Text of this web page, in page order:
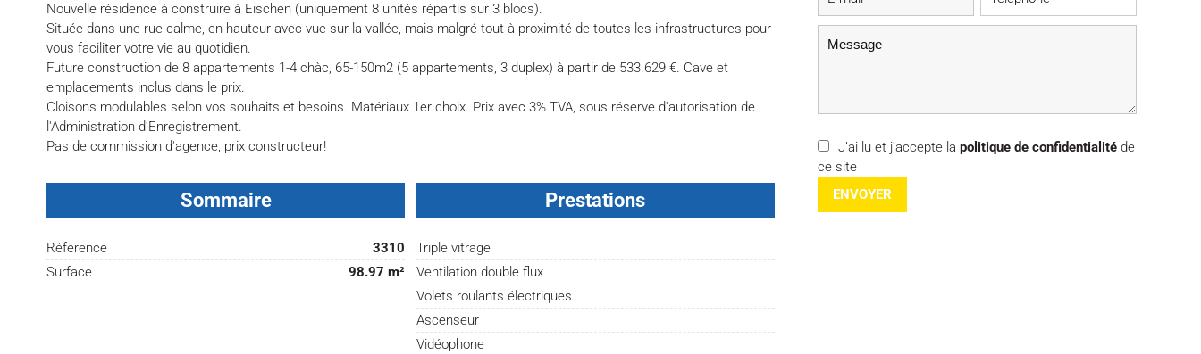
Nouvelle résidence à construire à Eischen (uniquement 8 unités répartis sur 3 blocs).
Située dans une rue calme, en hauteur avec vue sur la vallée, mais malgré tout à proximité de toutes les infrastructures pour
vous faciliter votre vie au quotidien.
Future construction de 8 appartements 1-4 chàc, 65-150m2 (5 appartements, 3 duplex) à partir de 533.629 €. Cave et
emplacements inclus dans le prix.
Cloisons modulables selon vos souhaits et besoins. Matériaux 1er choix. Prix avec 3% TVA, sous réserve d'autorisation de
l'Administration d'Enregistrement.
Pas de commission d'agence, prix constructeur!
Sommaire
Référence
3310
Surface
98.97 m²
Prestations
Triple vitrage
Ventilation double flux
Volets roulants électriques
Ascenseur
Vidéophone
J’ai lu et j'accepte lapolitique de confidentialité de
ce site
ENVOYER